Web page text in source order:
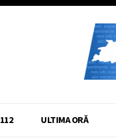
112 ULTIMA ORĂ